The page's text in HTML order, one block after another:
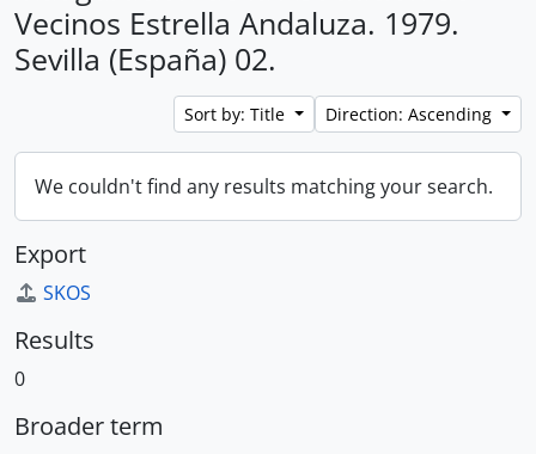
Vecinos Estrella Andaluza. 1979.
Sevilla (España) 02.
Sort by: Title Direction: Ascending
We couldn't find any results matching your search.
Export
SKOS
Results
0
Broader term